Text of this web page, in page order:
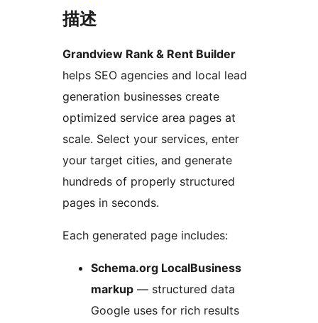
描述
Grandview Rank & Rent Builder
helps SEO agencies and local lead
generation businesses create
optimized service area pages at
scale. Select your services, enter
your target cities, and generate
hundreds of properly structured
pages in seconds.
Each generated page includes:
Schema.org LocalBusiness
markup — structured data
Google uses for rich results